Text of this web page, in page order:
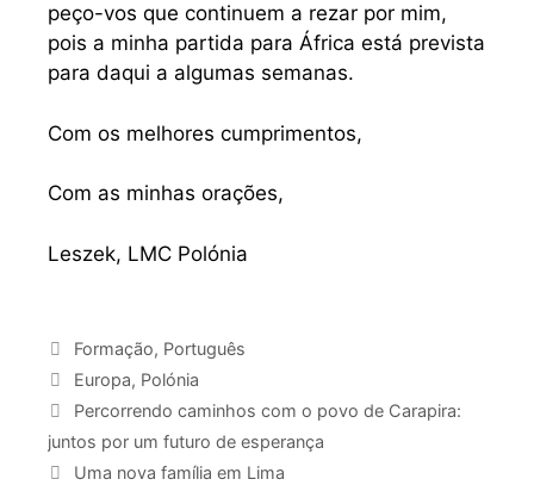
peço-vos que continuem a rezar por mim,
pois a minha partida para África está prevista
para daqui a algumas semanas.
Com os melhores cumprimentos,
Com as minhas orações,
Leszek, LMC Polónia
Formação, Português
Europa, Polónia
Percorrendo caminhos com o povo de Carapira:
juntos por um futuro de esperança
Uma nova família em Lima